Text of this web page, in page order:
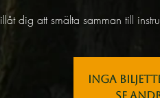
dig att smälta samman till
Inga